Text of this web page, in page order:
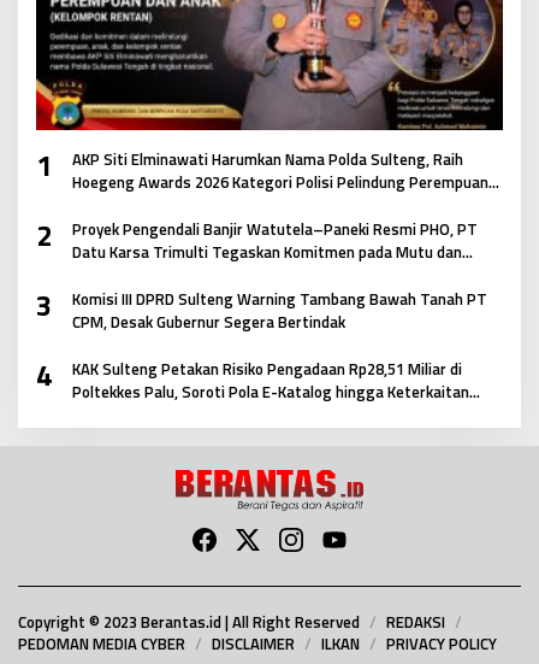
1
AKP Siti Elminawati Harumkan Nama Polda Sulteng, Raih
Hoegeng Awards 2026 Kategori Polisi Pelindung Perempuan
2
Proyek Pengendali Banjir Watutela–Paneki Resmi PHO, PT
Datu Karsa Trimulti Tegaskan Komitmen pada Mutu dan
3
Komisi III DPRD Sulteng Warning Tambang Bawah Tanah PT
CPM, Desak Gubernur Segera Bertindak
4
KAK Sulteng Petakan Risiko Pengadaan Rp28,51 Miliar di
Poltekkes Palu, Soroti Pola E-Katalog hingga Keterkaitan
Copyright © 2023 Berantas.id | All Right Reserved
REDAKSI
PEDOMAN MEDIA CYBER
DISCLAIMER ILKAN PRIVACY POLICY